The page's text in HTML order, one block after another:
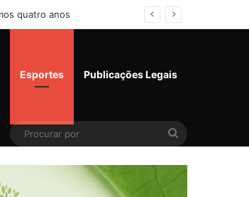
Esportes Publicações Legais
Procurar
por: